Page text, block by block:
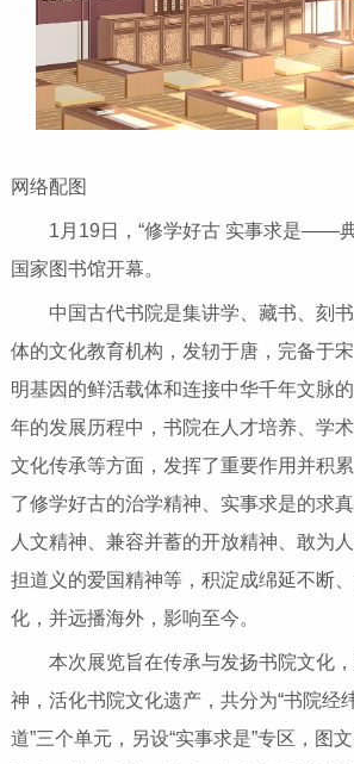
网络配图
1月19日，“修学好古 实事求是——
国家图书馆开幕。
中国古代书院是集讲学、藏书、刻
体的文化教育机构，发轫于唐，完备于
明基因的鲜活载体和连接中华千年文脉
年的发展历程中，书院在人才培养、学术
文化传承等方面，发挥了重要作用并积
了修学好古的治学精神、实事求是的求
人文精神、兼容并蓄的开放精神、敢为
担道义的爱国精神等，积淀成绵延不断
化，并远播海外，影响至今。
本次展览旨在传承与发扬书院文化
神，活化书院文化遗产，共分为“书院经
道”三个单元，另设“实事求是”专区，图